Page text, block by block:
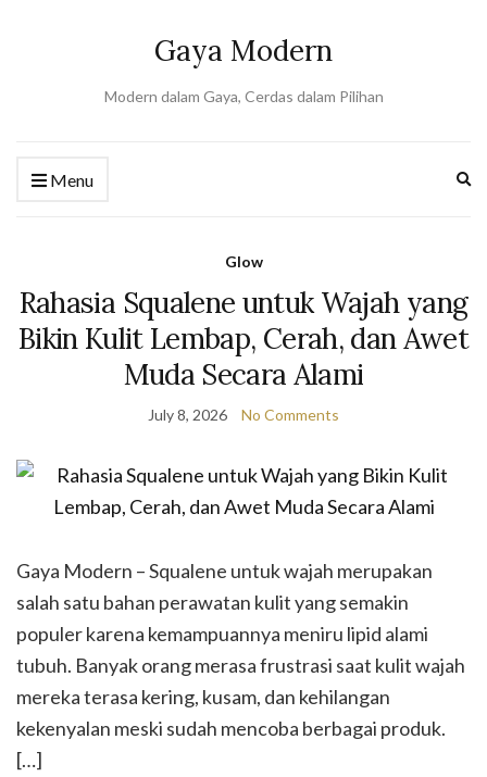
Gaya Modern
Modern dalam Gaya, Cerdas dalam Pilihan
Menu
Glow
Rahasia Squalene untuk Wajah yang
Bikin Kulit Lembap, Cerah, dan Awet
Muda Secara Alami
July 8, 2026 No Comments
Gaya Modern – Squalene untuk wajah merupakan
salah satu bahan perawatan kulit yang semakin
populer karena kemampuannya meniru lipid alami
tubuh. Banyak orang merasa frustrasi saat kulit wajah
mereka terasa kering, kusam, dan kehilangan
kekenyalan meski sudah mencoba berbagai produk.
[…]